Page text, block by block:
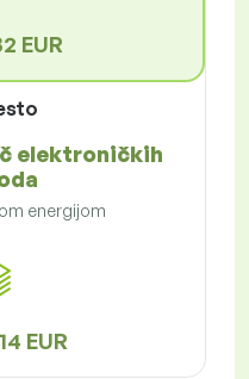
EUR
elektroničkih
energijom
EUR